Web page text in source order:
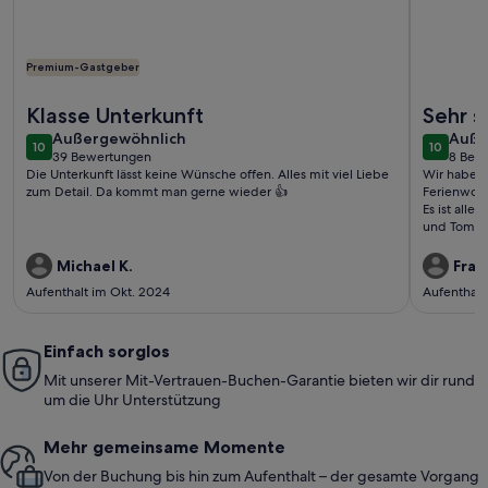
Premium-Gastgeber
Klasse Unterkunft
1010 von 10
Außergewöhnlich
außergewöhnlich
39 Bewertungen
(39
bewertungen)
Die Unterkunft lässt keine Wünsche offen. Alles mit viel Liebe
zum Detail. Da kommt man gerne wieder 👍
Michael K.
Aufenthalt im Okt. 2024
Sehr
1010 von
8
(8
Wir haben
Es ist alles
und Tom)
Einfach sorglos
Mit unserer Mit-Vertrauen-Buchen-Garantie bieten wir dir rund
um die Uhr Unterstützung
Mehr gemeinsame Momente
Von der Buchung bis hin zum Aufenthalt – der gesamte Vorgang